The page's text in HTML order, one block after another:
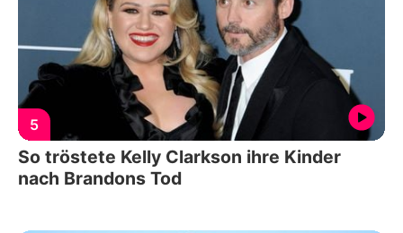
5
So tröstete Kelly Clarkson ihre Kinder
nach Brandons Tod